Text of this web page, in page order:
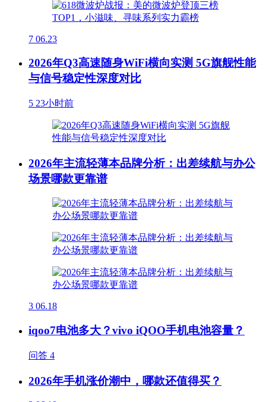
7 06.23
2026年Q3高速随身WiFi横向实测 5G旗舰性能
与信号稳定性深度对比
5 23小时前
2026年主流轻薄本品牌分析：出差续航与办公
场景哪款更靠谱
3 06.18
iqoo7电池多大？vivo iQOO手机电池容量？
问答 4
2026年手机涨价潮中，哪款还值得买？